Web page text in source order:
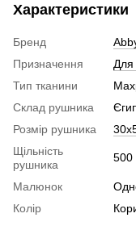
Характеристики
Бренд
Призначення
Для
Тип тканини
Склад рушника
Розмір рушника
Щільність
рушника
500
Малюнок
Колір